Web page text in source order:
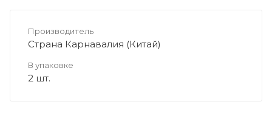
Производитель
Страна Карнавалия (Китай)
В упаковке
2 шт.